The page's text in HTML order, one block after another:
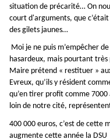
situation de précarité… On
court d'arguments, que
des gilets jaunes…
Moi je ne puis m’empêcher
hasardeux, mais pourtant très
Maire prétend « restituer »
Evreux, qu’ils y résident
qu’en tirer profit comme
loin de notre cité,
400 000 euros, c’est de cette
augmente cette année la